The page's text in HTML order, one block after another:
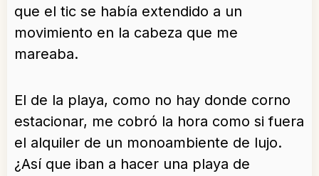
que el tic se había extendido a un
movimiento en la cabeza que me
mareaba.
El de la playa, como no hay donde corno
estacionar, me cobró la hora como si fuera
el alquiler de un monoambiente de lujo.
¿Así que iban a hacer una playa de